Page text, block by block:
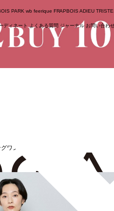
PARK wb feerique FRAPBOIS ADIEU
ディネート よくある質問 ジャーナル お問い合わ
ワンピース